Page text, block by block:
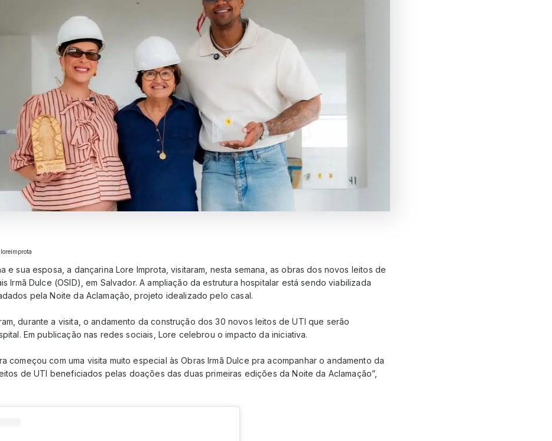
e sua esposa, a dançarina Lore Improta, visitaram, nesta semana, as obras dos novos leitos de
Irmã Dulce (OSID), em Salvador. A ampliação da estrutura hospitalar está sendo viabilizada
pela Noite da Aclamação, projeto idealizado pelo casal.
durante a visita, o andamento da construção dos 30 novos leitos de UTI que serão
Em publicação nas redes sociais, Lore celebrou o impacto da iniciativa.
começou com uma visita muito especial às Obras Irmã Dulce pra acompanhar o andamento da
de UTI beneficiados pelas doações das duas primeiras edições da Noite da Aclamação”,